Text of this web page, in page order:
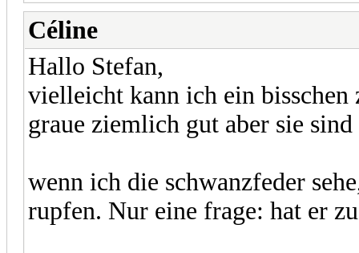
Céline
Hallo Stefan,
vielleicht kann ich ein
graue ziemlich gut aber sie
wenn ich die schwanzfeder
rupfen. Nur eine frage: hat er